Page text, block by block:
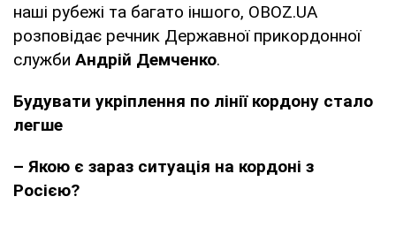
наші рубежі та багато іншого, OBOZ.UA
розповідає речник Державної прикордонної
служби Андрій Демченко.
Будувати укріплення по лінії кордону стало
легше
– Якою є зараз ситуація на кордоні з
Росією?